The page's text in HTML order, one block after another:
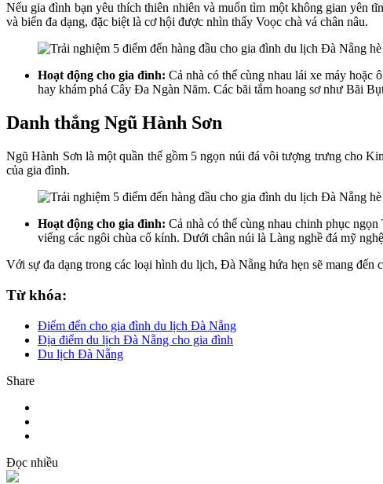
Nếu gia đình bạn yêu thích thiên nhiên và muốn tìm một không gian yên
và biển đa dạng, đặc biệt là cơ hội được nhìn thấy Voọc chà vá chân nâu.
Hoạt động cho gia đình: Cả nhà có thể cùng nhau lái xe máy
hay khám phá Cây Đa Ngàn Năm. Các bãi tắm hoang sơ như Bãi
Danh thắng Ngũ Hành Sơn
Ngũ Hành Sơn là một quần thể gồm 5 ngọn núi đá vôi tượng trưng cho
của gia đình.
Hoạt động cho gia đình: Cả nhà có thể cùng nhau chinh phục
viếng các ngôi chùa cổ kính. Dưới chân núi là Làng nghề đá mỹ
Với sự đa dạng trong các loại hình du lịch, Đà Nẵng hứa hẹn sẽ mang
Từ khóa:
Điểm đến cho gia đình du lịch Đà Nẵng
Địa điểm du lịch Đà Nẵng cho gia đình
Du lịch Đà Nẵng
Share
Đọc nhiều